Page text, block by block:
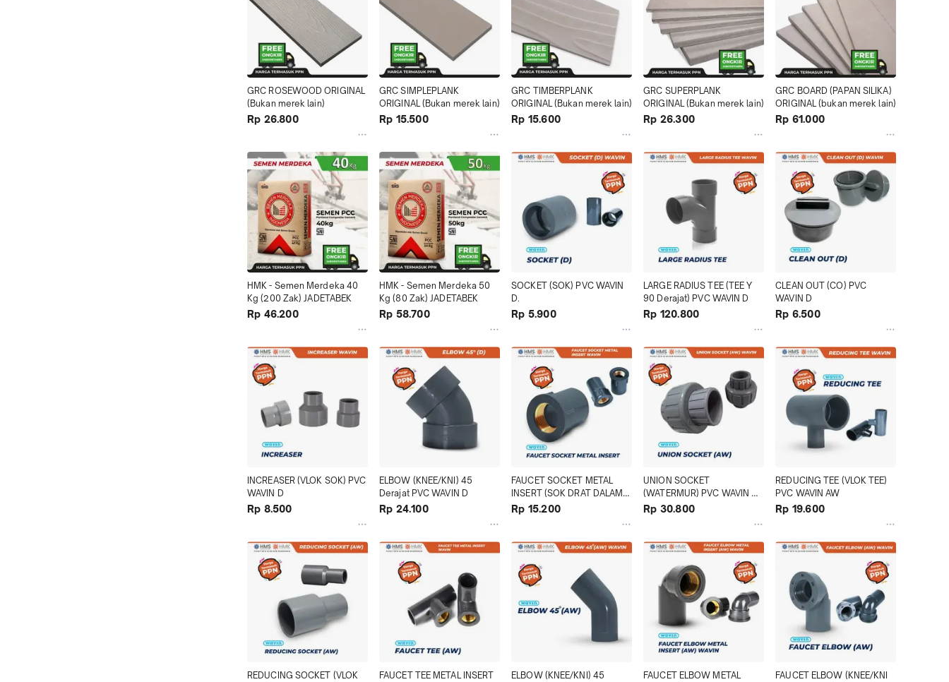
GRC ROSEWOOD ORIGINAL
(Bukan merek lain)
Rp 26.800
GRC SIMPLEPLANK
ORIGINAL (Bukan merek lain)
Rp 15.500
GRC TIMBERPLANK
ORIGINAL (Bukan merek lain)
Rp 15.600
GRC SUPERPLANK
ORIGINAL (Bukan merek lain)
Rp 26.300
GRC BOARD (PAPAN SILIKA)
ORIGINAL (bukan merek lain)
Rp 61.000
HMK - Semen Merdeka 40
Kg (200 Zak) JADETABEK
Rp 46.200
HMK - Semen Merdeka 50
Kg (80 Zak) JADETABEK
Rp 58.700
SOCKET (SOK) PVC WAVIN
D.
Rp 5.900
LARGE RADIUS TEE (TEE Y
90 Derajat) PVC WAVIN D
Rp 120.800
CLEAN OUT (CO) PVC
WAVIN D
Rp 6.500
INCREASER (VLOK SOK) PVC
WAVIN D
Rp 8.500
ELBOW (KNEE/KNI) 45
Derajat PVC WAVIN D
Rp 24.100
FAUCET SOCKET METAL
INSERT (SOK DRAT DALAM
KUNINGAN) PVC WAVIN AW
Rp 15.200
UNION SOCKET
(WATERMUR) PVC WAVIN
AW
Rp 30.800
REDUCING TEE (VLOK TEE)
PVC WAVIN AW
Rp 19.600
REDUCING SOCKET (VLOK
FAUCET TEE METAL INSERT
ELBOW (KNEE/KNI) 45
FAUCET ELBOW METAL
FAUCET ELBOW (KNEE/KNI